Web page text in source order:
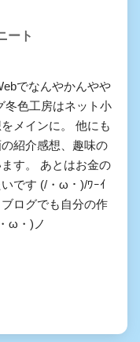
ート
でなんやかんやや
冬色工房はネット小
メインに。 他にも
紹介感想、趣味の
す。 あとはお金の
です (/・ω・)/ﾜｰｲ
ログでも自分の作
ω・)ノ